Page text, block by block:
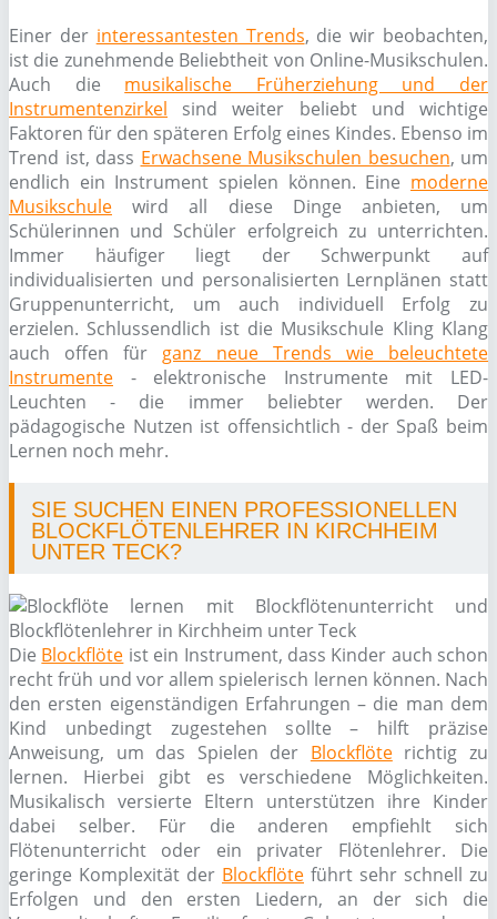
Einer der interessantesten Trends, die wir beobachten,
ist die zunehmende Beliebtheit von Online-Musikschulen.
Auch die musikalische Früherziehung und der
Instrumentenzirkel sind weiter beliebt und wichtige
Faktoren für den späteren Erfolg eines Kindes. Ebenso im
Trend ist, dass Erwachsene Musikschulen besuchen, um
endlich ein Instrument spielen können. Eine moderne
Musikschule wird all diese Dinge anbieten, um
Schülerinnen und Schüler erfolgreich zu unterrichten.
Immer häufiger liegt der Schwerpunkt auf
individualisierten und personalisierten Lernplänen statt
Gruppenunterricht, um auch individuell Erfolg zu
erzielen. Schlussendlich ist die Musikschule Kling Klang
auch offen für ganz neue Trends wie beleuchtete
Instrumente - elektronische Instrumente mit LED-
Leuchten - die immer beliebter werden. Der
pädagogische Nutzen ist offensichtlich - der Spaß beim
Lernen noch mehr.
SIE SUCHEN EINEN PROFESSIONELLEN
BLOCKFLÖTENLEHRER IN KIRCHHEIM
UNTER TECK?
Die Blockflöte ist ein Instrument, dass Kinder auch schon
recht früh und vor allem spielerisch lernen können. Nach
den ersten eigenständigen Erfahrungen – die man dem
Kind unbedingt zugestehen sollte – hilft präzise
Anweisung, um das Spielen der Blockflöterichtig zu
lernen. Hierbei gibt es verschiedene Möglichkeiten.
Musikalisch versierte Eltern unterstützen ihre Kinder
dabei selber. Für die anderen empfiehlt sich
Flötenunterricht oder ein privater Flötenlehrer. Die
geringe Komplexität der Blockflöte führt sehr schnell zu
Erfolgen und den ersten Liedern, an der sich die